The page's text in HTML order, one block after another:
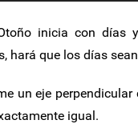
inicia con días
hará que los días
un eje perpendicular
igual.